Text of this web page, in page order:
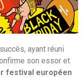
ayant réuni
son essor et
festival européen